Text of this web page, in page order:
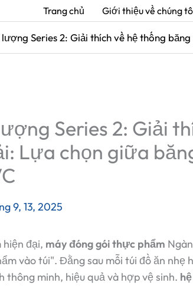
Trang chủ Giới thiệu về chúng
Series 2: Giải thích về hệ thống
Series 2: Giải
Lựa chọn giữa
9, 13, 2025
đại, máy đóng gói thực phẩm
vào túi". Đằng sau mỗi túi đồ ăn nhẹ
minh, hiệu quả và hợp vệ sinh.